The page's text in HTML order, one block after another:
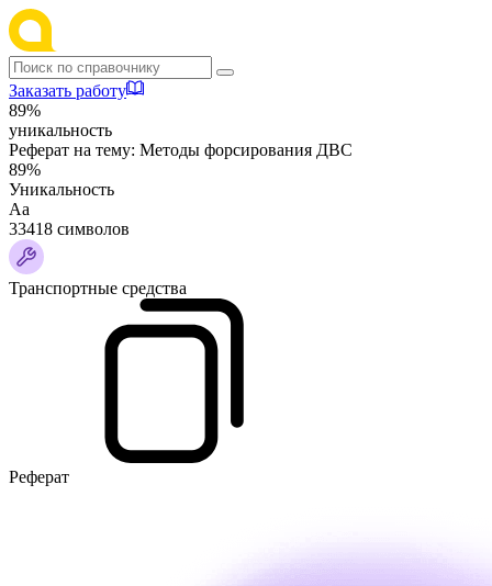
Заказать работу
89%
уникальность
Реферат на тему: Методы форсирования ДВС
89%
Уникальность
Аа
33418 символов
Транспортные средства
Реферат